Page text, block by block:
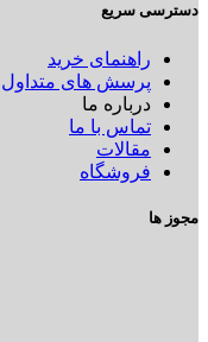
دسترسی سریع
راهنمای خرید
پرسش های متداول
درباره ما
تماس با ما
مقالات
فروشگاه
مجوز ها